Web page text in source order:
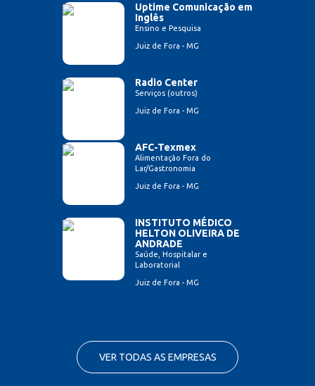
Uptime Comunicação em
Inglês
Ensino e Pesquisa
Juiz de Fora - MG
Radio Center
Serviços (outros)
Juiz de Fora - MG
AFC-Texmex
Alimentação Fora do
Lar/Gastronomia
Juiz de Fora - MG
INSTITUTO MÉDICO
HELTON OLIVEIRA DE
ANDRADE
Saúde, Hospitalar e
Laboratorial
Juiz de Fora - MG
VER TODAS AS EMPRESAS